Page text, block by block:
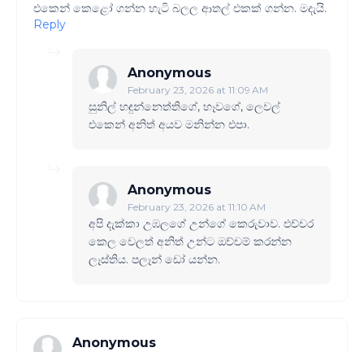
එකෙන් කෙළෝ ගන්න හැටි බලල ආතල් එකක් ගන්න. මදැයි.
Reply
Anonymous
February 23, 2026 at 11:09 AM
සුනිල් හඳුන්නෙත්තිගේ, හෑවගේ, ලෙවල්
එකෙන් අනිත් අයව මනින්න එපා.
Anonymous
February 23, 2026 at 11:10 AM
අපි දැක්කා උඹලගේ උන්ගේ කෙරුවාව. එච්චර
කෙල වෙලත් අනිත් උන්ට ඔච්චම් කරන්න
ලෑස්තිය. පලෑන් ඩෝ යන්න.
Anonymous